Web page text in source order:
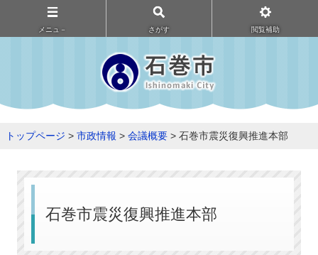
メニュ－ さがす 閲覧補助
トップページ > 市政情報 > 会議概要 > 石巻市震災復興推進本部
石巻市震災復興推進本部